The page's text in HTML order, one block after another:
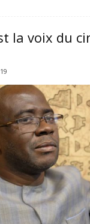
la voix du